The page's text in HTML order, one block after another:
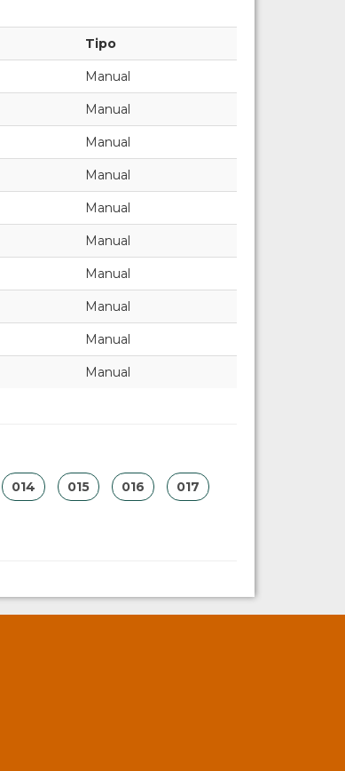
Tipo
Manual
Manual
Manual
Manual
Manual
Manual
Manual
Manual
Manual
Manual
014 015 016 017